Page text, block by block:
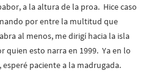
a la altura de la proa. Hice caso
por entre la multitud que
al menos, me dirigí hacia la isla
quien esto narra en 1999. Ya en lo
paciente a la madrugada.